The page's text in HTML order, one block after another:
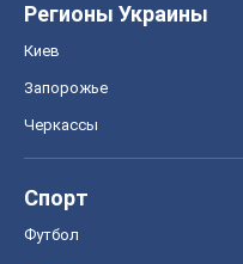
Регионы Украины
Киев
Запорожье
Черкассы
Спорт
Футбол